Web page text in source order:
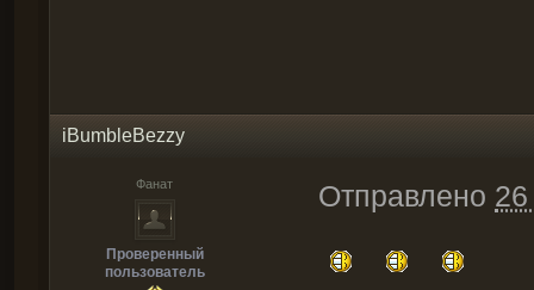
iBumbleBezzy
Фанат
Проверенный
пользователь
Отправлено